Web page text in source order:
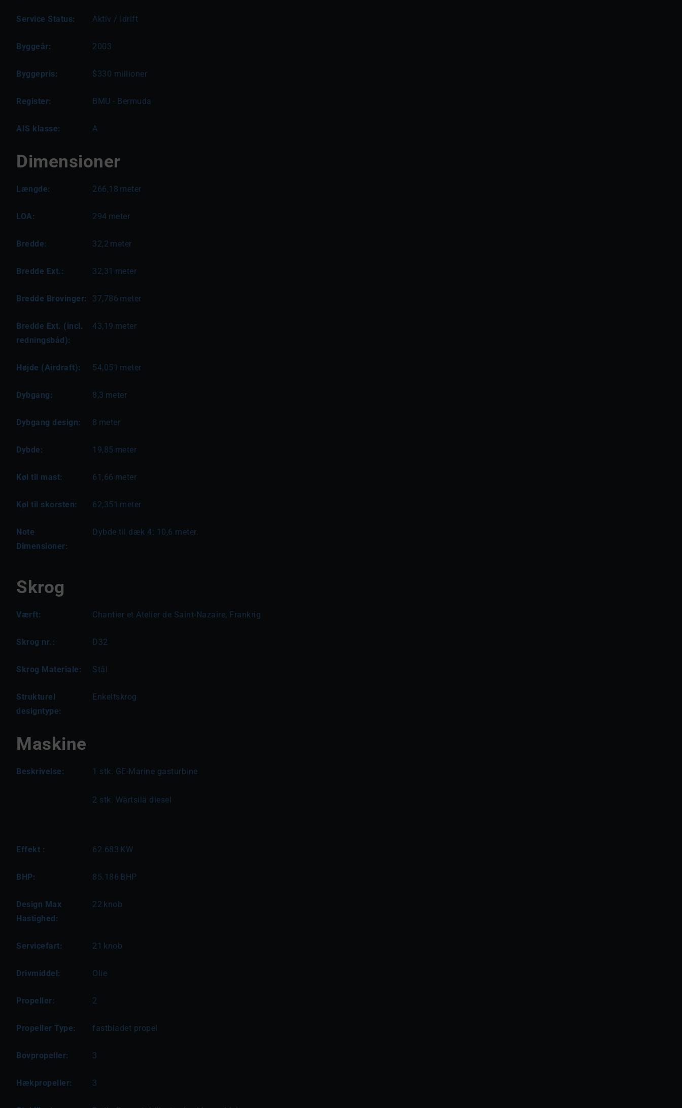
Service Status: Aktiv / Idrift
Byggeår: 2003
Byggepris: $330 millioner
Register: BMU - Bermuda
AIS klasse: A
Dimensioner
Længde: 266,18 meter
LOA: 294 meter
Bredde: 32,2 meter
Bredde Ext.: 32,31 meter
Bredde Brovinger: 37,786 meter
Bredde Ext. (incl.
redningsbåd):
43,19 meter
Højde (Airdraft): 54,051 meter
Dybgang: 8,3 meter
Dybgang design: 8 meter
Dybde: 19,85 meter
Køl til mast: 61,66 meter
Køl til skorsten: 62,351 meter
Note
Dimensioner:
Dybde til dæk 4: 10,6 meter.
Skrog
Værft: Chantier et Atelier de Saint-Nazaire, Frankrig
Skrog nr.: D32
Skrog Materiale: Stål
Strukturel
designtype:
Enkeltskrog
Maskine
Beskrivelse: 1 stk. GE-Marine gasturbine
2 stk. Wärtsilä diesel
Effekt : 62.683 KW
BHP: 85.186 BHP
Design Max
Hastighed:
22 knob
Servicefart: 21 knob
Drivmiddel: Olie
Propeller: 2
Propeller Type: fastbladet propel
Bovpropeller: 3
Hækpropeller: 3